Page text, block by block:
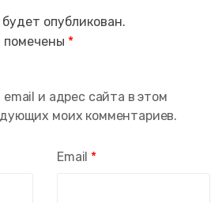
опубликован.
помечены *
Email *
и адрес сайта в этом
моих комментариев.